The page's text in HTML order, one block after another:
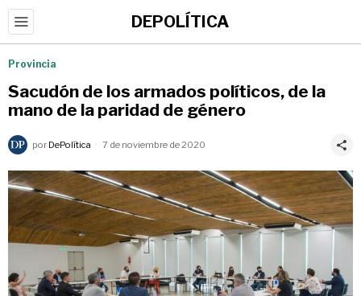
DEPOLÍTICA
Provincia
Sacudón de los armados políticos, de la
mano de la paridad de género
por DePolítica 7 de noviembre de 2020